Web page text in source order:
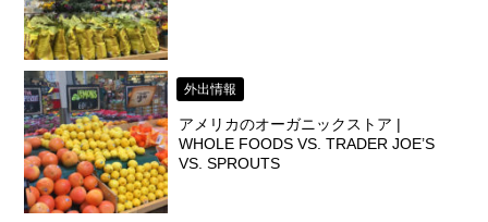
外出情報
アメリカのオーガニックストア |
WHOLE FOODS VS. TRADER JOE’S
VS. SPROUTS